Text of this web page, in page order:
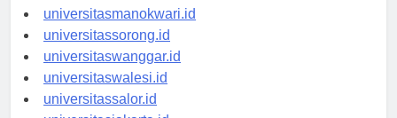
universitaspapua.id
universitasmanokwari.id
universitassorong.id
universitaswanggar.id
universitaswalesi.id
universitassalor.id